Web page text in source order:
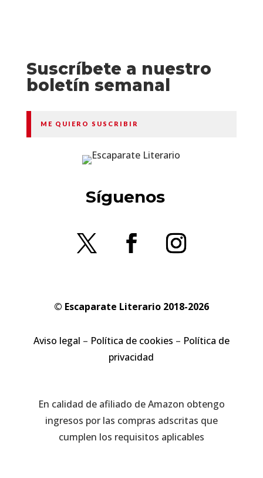
Suscríbete a nuestro
boletín semanal
ME QUIERO SUSCRIBIR
Síguenos
© Escaparate Literario 2018-2026
Aviso legal – Política de cookies – Política de
privacidad
En calidad de afiliado de Amazon obtengo
ingresos por las compras adscritas que
cumplen los requisitos aplicables